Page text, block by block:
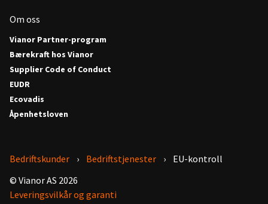
Om oss
Vianor Partner-program
Bærekraft hos Vianor
Supplier Code of Conduct
EUDR
Ecovadis
Åpenhetsloven
Bedriftskunder Bedriftstjenester
EU-kontroll
© Vianor AS 2026
Leveringsvilkår og garanti